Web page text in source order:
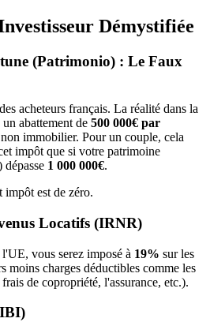
Démystifiée
(Patrimonio) : Le Faux
acheteurs français. La réalité dans la
abattement de 500 000€ par
immobilier. Pour un couple, cela
impôt que si votre patrimoine
dépasse 1 000 000€.
impôt est de zéro.
Locatifs (IRNR)
vous serez imposé à 19% sur les
moins charges déductibles comme les
de copropriété, l'assurance, etc.).